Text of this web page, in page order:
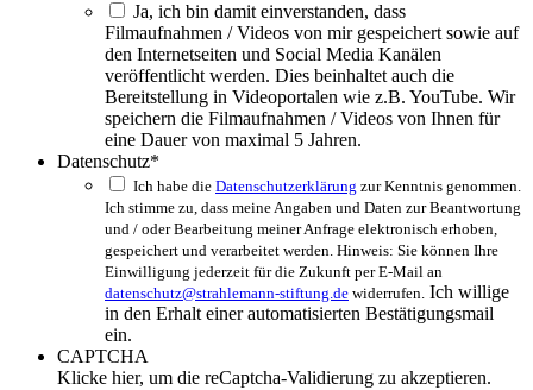
Ja, ich bin damit einverstanden, dass
Filmaufnahmen / Videos von mir gespeichert sowie auf
den Internetseiten und Social Media Kanälen
veröffentlicht werden. Dies beinhaltet auch die
Bereitstellung in Videoportalen wie z.B. YouTube. Wir
speichern die Filmaufnahmen / Videos von Ihnen für
eine Dauer von maximal 5 Jahren.
Datenschutz*
Ich habe die Datenschutzerklärung zur Kenntnis genommen.
Ich stimme zu, dass meine Angaben und Daten zur Beantwortung
und / oder Bearbeitung meiner Anfrage elektronisch erhoben,
gespeichert und verarbeitet werden. Hinweis: Sie können Ihre
Einwilligung jederzeit für die Zukunft per E-Mail an
datenschutz@strahlemann-stiftung.de widerrufen. Ich willige
in den Erhalt einer automatisierten Bestätigungsmail
ein.
CAPTCHA
Klicke hier, um die reCaptcha-Validierung zu akzeptieren.